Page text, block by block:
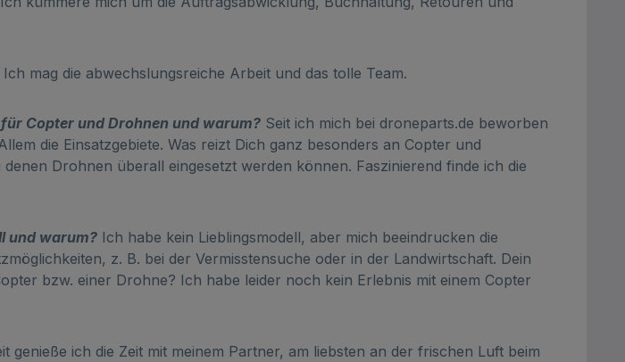
Ich mag die abwechslungsreiche Arbeit und das tolle Team.
Copter und Drohnen und warum? Seit ich mich bei droneparts.de beworben
die Einsatzgebiete. Was reizt Dich ganz besonders an Copter und
Drohnen überall eingesetzt werden können. Faszinierend finde ich die
und warum? Ich habe kein Lieblingsmodell, aber mich beeindrucken die
z. B. bei der Vermisstensuche oder in der Landwirtschaft. Dein
bzw. einer Drohne? Ich habe leider noch kein Erlebnis mit einem Copter
genieße ich die Zeit mit meinem Partner, am liebsten an der frischen Luft beim